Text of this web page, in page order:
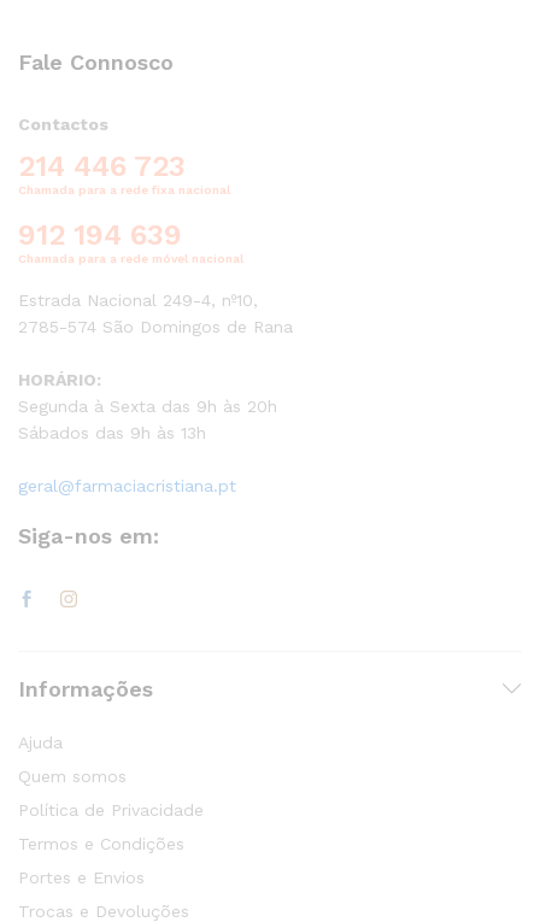
Fale Connosco
Contactos
214 446 723
Chamada para a rede fixa nacional
912 194 639
Chamada para a rede móvel nacional
Estrada Nacional 249-4, nº10,
2785-574 São Domingos de Rana
HORÁRIO:
Segunda à Sexta das 9h às 20h
Sábados das 9h às 13h
geral@farmaciacristiana.pt
Siga-nos em:
Informações
Ajuda
Quem somos
Política de Privacidade
Termos e Condições
Portes e Envios
Trocas e Devoluções